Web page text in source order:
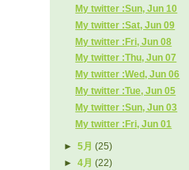
My twitter :Sun, Jun 10
My twitter :Sat, Jun 09
My twitter :Fri, Jun 08
My twitter :Thu, Jun 07
My twitter :Wed, Jun 06
My twitter :Tue, Jun 05
My twitter :Sun, Jun 03
My twitter :Fri, Jun 01
►5月(25)
►4月(22)